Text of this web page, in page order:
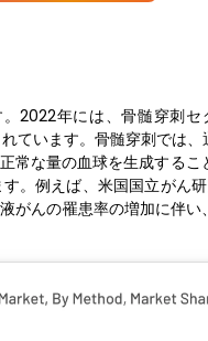
2022年には、骨髄穿刺
ています。骨髄穿刺では
常な量の血球を生成する
。例えば、米国国立がん
んの罹患率の増加に伴